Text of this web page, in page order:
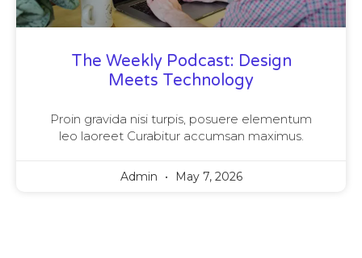
The Weekly Podcast: Design
Meets Technology
Proin gravida nisi turpis, posuere elementum
leo laoreet Curabitur accumsan maximus.
Admin May 7, 2026